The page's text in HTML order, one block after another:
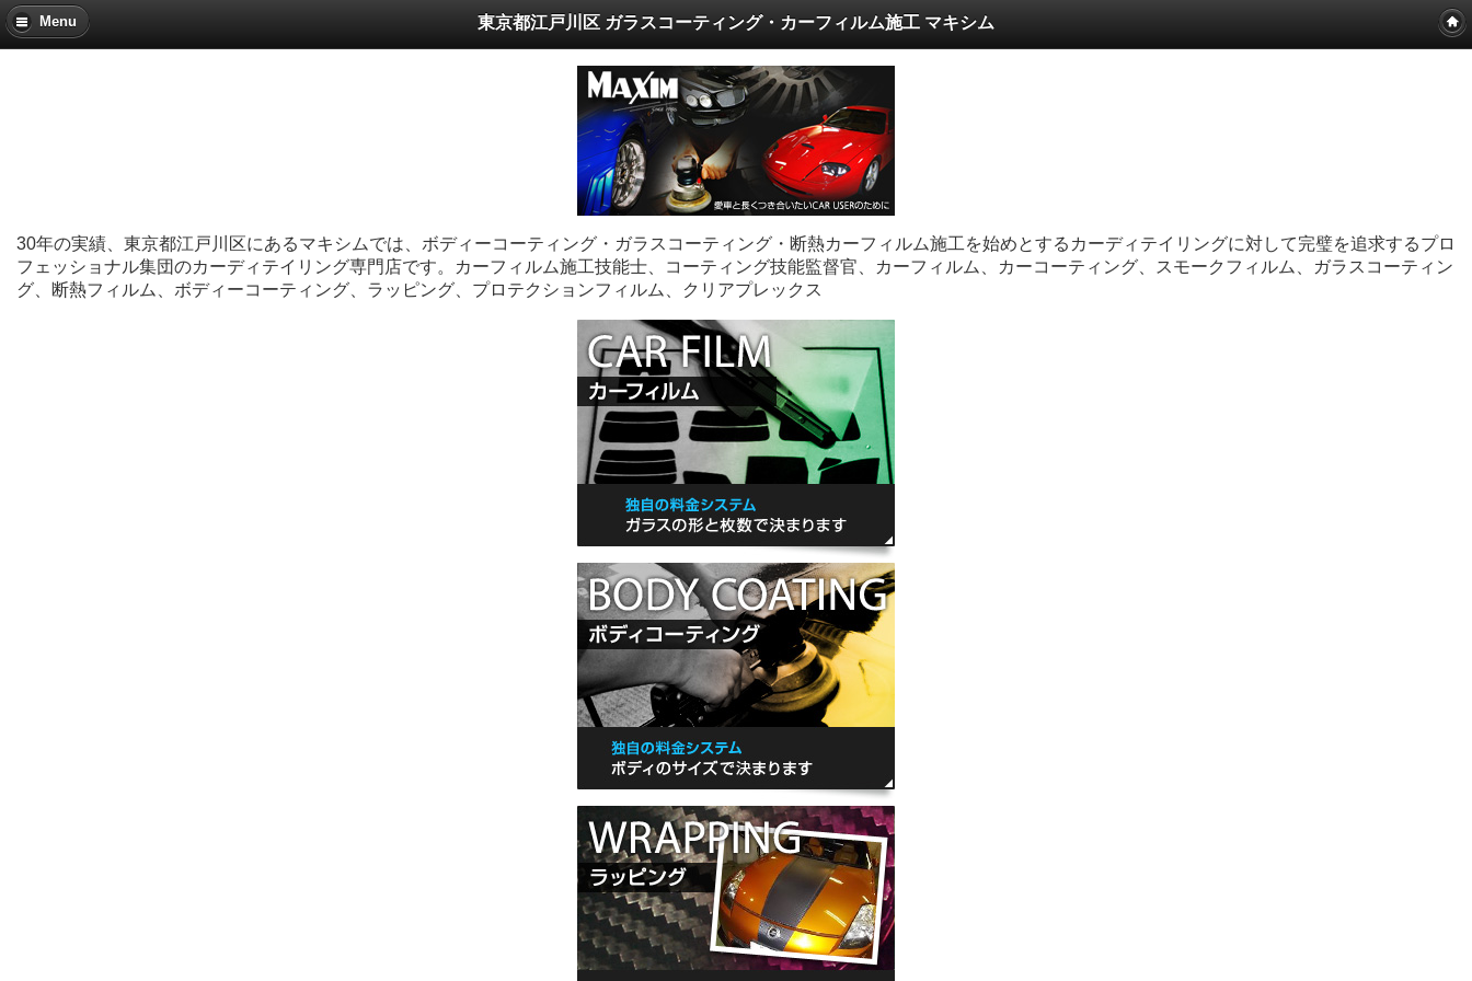
Menu 東京都江戸川区 ガラスコーティング・カーフィルム施工 マキシム
30年の実績、東京都江戸川区にあるマキシムでは、ボディーコーティング・ガラスコーティング・断熱カーフィルム施工を始めとするカーディテイリングに対して完璧を追求するプロ
フェッショナル集団のカーディテイリング専門店です。カーフィルム施工技能士、コーティング技能監督官、カーフィルム、カーコーティング、スモークフィルム、ガラスコーティン
グ、断熱フィルム、ボディーコーティング、ラッピング、プロテクションフィルム、クリアプレックス